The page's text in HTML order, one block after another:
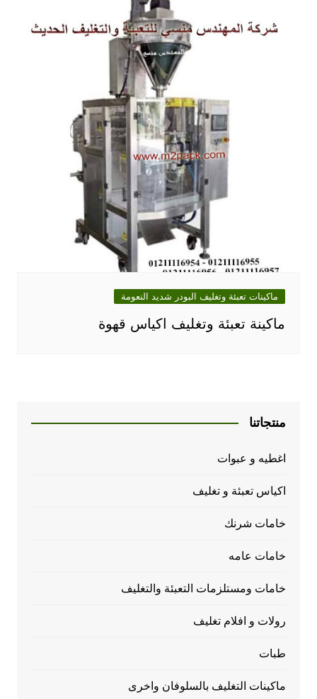
ماكينات تعبئة وتغليف البودر شديد النعومة
ماكينة تعبئة وتغليف اكياس قهوة
منتجاتنا
اغطيه و عبوات
اكياس تعبئة و تغليف
خامات شرنك
خامات عامه
خامات ومستلزمات التعبئة والتغليف
رولات و افلام تغليف
طبات
ماكينات التغليف بالسلوفان واخرى